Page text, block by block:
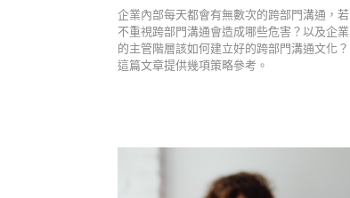
企業內部每天都會有無數次的跨部門溝通，若
不重視跨部門溝通會造成哪些危害？以及企業
的主管階層該如何建立好的跨部門溝通文化？
這篇文章提供幾項策略參考。